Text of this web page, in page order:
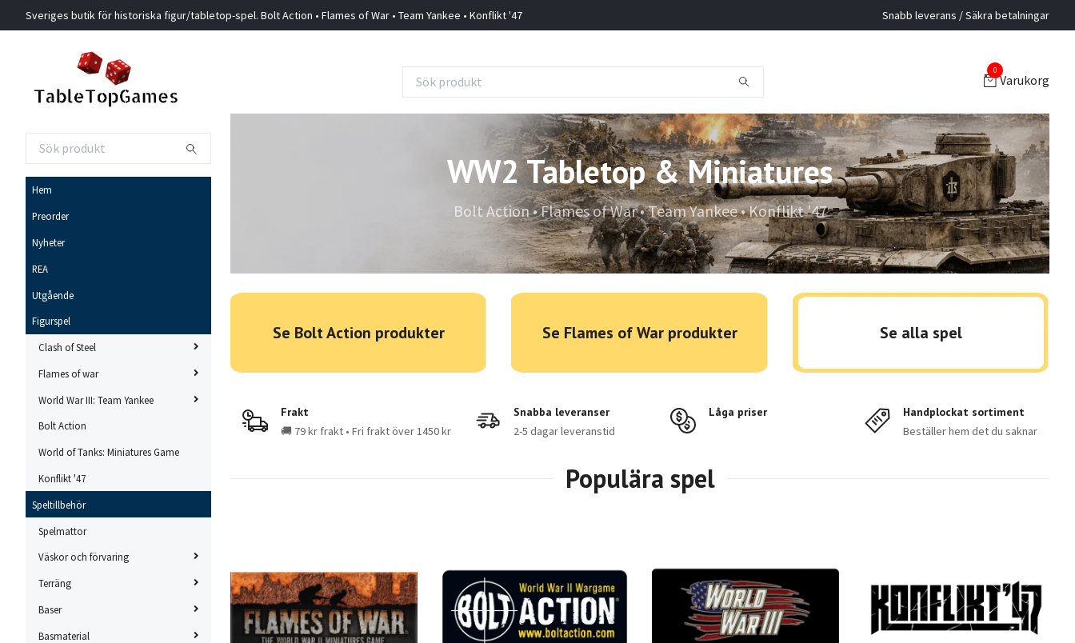
Sveriges butik för historiska figur/tabletop-spel. Bolt Action • Flames of War • Team Yankee • Konflikt '47 Snabb leverans / Säkra betalningar
0
Varukorg
Hem
Preorder
Nyheter
REA
Utgående
Figurspel
Clash of Steel
Flames of war
World War III: Team Yankee
Bolt Action
World of Tanks: Miniatures Game
Konflikt '47
Speltillbehör
Spelmattor
Väskor och förvaring
Terräng
Baser
Basmaterial
WW2 Tabletop & Miniatures
Bolt Action • Flames of War • Team Yankee • Konflikt '47
Se Bolt Action produkter Se Flames of War produkter Se alla spel
Frakt
🚚 79 kr frakt • Fri frakt över 1450 kr
Snabba leveranser
2-5 dagar leveranstid
Låga priser
Handplockat sortiment
Beställer hem det du saknar